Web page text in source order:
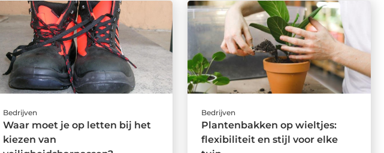
Bedrijven
Waar moet je op letten bij het
kiezen van
Bedrijven
Plantenbakken op wieltjes:
flexibiliteit en stijl voor elke